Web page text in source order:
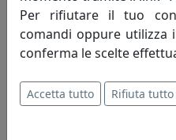
offerte suddivise
stai cercando
desiderata
Per rifiutare il tuo
comandi oppure utilizza
conferma le scelte
Accetta tutto Rifiuta tutto